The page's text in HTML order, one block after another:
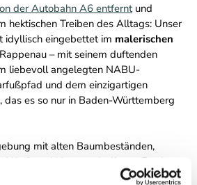
der Autobahn A6 entferntund
hektischen Treiben des Alltags: Unser
eingebettet im malerischen
– mit seinem duftenden
liebevoll angelegten NABU-
und dem einzigartigen
, das es so nur in Baden-Württemberg
mit alten Baumbeständen,
Wiesen schafft von Beginn
Entschleunigung. Hier fällt es leicht,